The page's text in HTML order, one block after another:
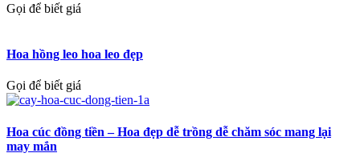
Gọi để biết giá
Hoa hồng leo hoa leo đẹp
Gọi để biết giá
Hoa cúc đồng tiền – Hoa đẹp dễ trồng dễ chăm sóc mang lại
may mắn